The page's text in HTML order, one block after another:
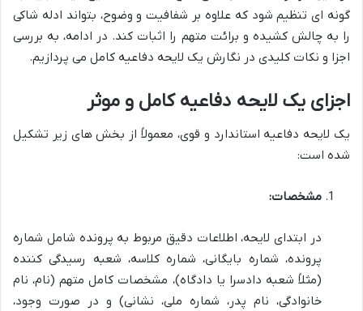
گونه ای تنظیم شود که علاوه بر شفافیت و وضوح، بتواند ادله شاکی
را به چالش کشیده و برائت متهم را اثبات کند. در ادامه، به بررسی
اجزا و نکات کلیدی در نگارش یک لایحه دفاعیه کامل می پردازیم.
اجزای یک لایحه دفاعیه کامل و موثر
یک لایحه دفاعیه استاندارد و قوی، معمولاً از بخش های زیر تشکیل
شده است:
مشخصات:
در ابتدای لایحه، اطلاعات دقیق مربوط به پرونده شامل شماره
پرونده، شماره بایگانی، شماره کلاسه، شعبه رسیدگی کننده
(مثلاً شعبه دادسرا یا دادگاه)، مشخصات کامل متهم (نام، نام
خانوادگی، نام پدر، شماره ملی، نشانی) و در صورت وجود،